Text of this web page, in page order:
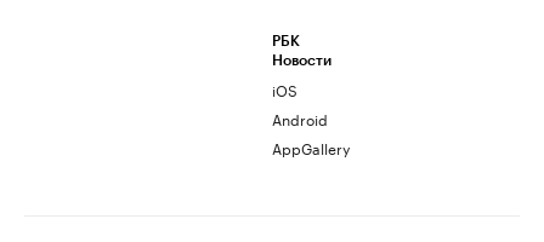
РБК
Новости
iOS
Android
AppGallery